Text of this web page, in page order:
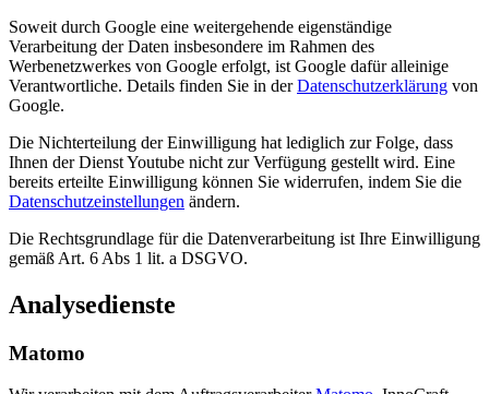
Soweit durch Google eine weitergehende eigenständige
Verarbeitung der Daten insbesondere im Rahmen des
Werbenetzwerkes von Google erfolgt, ist Google dafür alleinige
Verantwortliche. Details finden Sie in derDatenschutzerklärung von
Google.
Die Nichterteilung der Einwilligung hat lediglich zur Folge, dass
Ihnen der Dienst Youtube nicht zur Verfügung gestellt wird. Eine
bereits erteilte Einwilligung können Sie widerrufen, indem Sie die
Datenschutzeinstellungen ändern.
Die Rechtsgrundlage für die Datenverarbeitung ist Ihre Einwilligung
gemäß Art. 6 Abs 1 lit. a DSGVO.
Analysedienste
Matomo